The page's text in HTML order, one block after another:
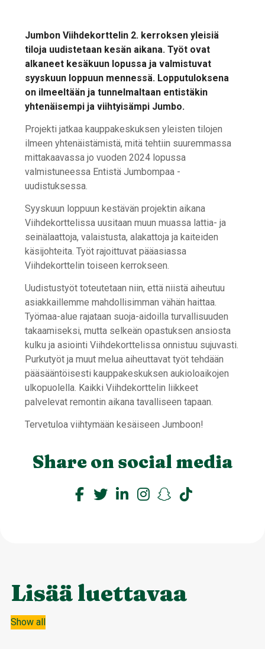
Jumbon Viihdekorttelin 2. kerroksen yleisiä
tiloja uudistetaan kesän aikana. Työt ovat
alkaneet kesäkuun lopussa ja valmistuvat
syyskuun loppuun mennessä. Lopputuloksena
on ilmeeltään ja tunnelmaltaan entistäkin
yhtenäisempi ja viihtyisämpi Jumbo.
Projekti jatkaa kauppakeskuksen yleisten tilojen
ilmeen yhtenäistämistä, mitä tehtiin suuremmassa
mittakaavassa jo vuoden 2024 lopussa
valmistuneessa Entistä Jumbompaa -
uudistuksessa.
Syyskuun loppuun kestävän projektin aikana
Viihdekorttelissa uusitaan muun muassa lattia- ja
seinälaattoja, valaistusta, alakattoja ja kaiteiden
käsijohteita. Työt rajoittuvat pääasiassa
Viihdekorttelin toiseen kerrokseen.
Uudistustyöt toteutetaan niin, että niistä aiheutuu
asiakkaillemme mahdollisimman vähän haittaa.
Työmaa-alue rajataan suoja-aidoilla turvallisuuden
takaamiseksi, mutta selkeän opastuksen ansiosta
kulku ja asiointi Viihdekorttelissa onnistuu sujuvasti.
Purkutyöt ja muut melua aiheuttavat työt tehdään
pääsääntöisesti kauppakeskuksen aukioloaikojen
ulkopuolella. Kaikki Viihdekorttelin liikkeet
palvelevat remontin aikana tavalliseen tapaan.
Tervetuloa viihtymään kesäiseen Jumboon!
Share on social media
Lisää luettavaa
Show all